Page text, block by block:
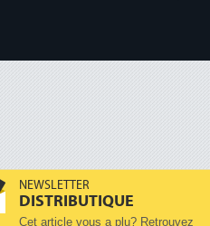
NEWSLETTER
DISTRIBUTIQUE
Cet article vous a plu? Retrouvez